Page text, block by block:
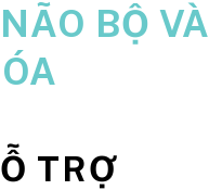
BỘ VÀ
TRỢ